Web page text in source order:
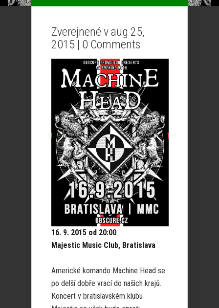
Zverejnené v aug 25,
2015 | 0 Comments
16. 9. 2015 od 20:00
Majestic Music Club, Bratislava
Americké komando Machine Head se
po delší dobře vrací do našich krajů.
Koncert v bratislavském klubu